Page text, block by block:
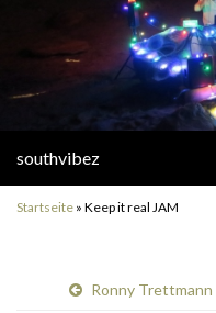
southvibez
Startseite » Keep it real JAM
Ronny